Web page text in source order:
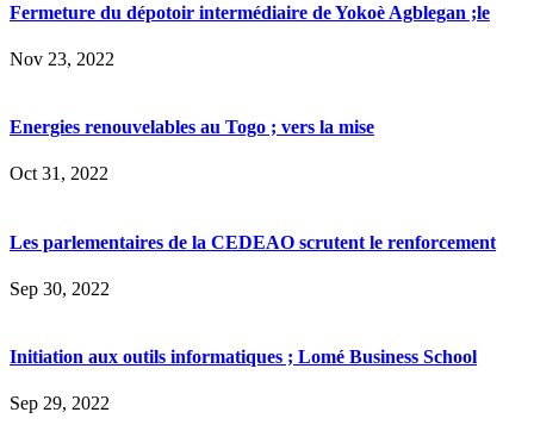
Fermeture du dépotoir intermédiaire de Yokoè Agblegan ;le
Nov 23, 2022
Energies renouvelables au Togo ; vers la mise
Oct 31, 2022
Les parlementaires de la CEDEAO scrutent le renforcement
Sep 30, 2022
Initiation aux outils informatiques ; Lomé Business School
Sep 29, 2022